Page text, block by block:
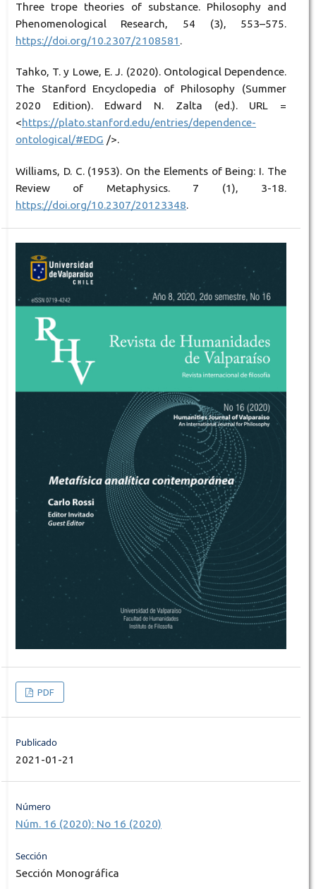
Three trope theories of substance. Philosophy and
Phenomenological Research, 54 (3), 553–575.
https://doi.org/10.2307/2108581 .
Tahko, T. y Lowe, E. J. (2020). Ontological Dependence.
The Stanford Encyclopedia of Philosophy (Summer
2020 Edition). Edward N. Zalta (ed.). URL =
<https://plato.stanford.edu/entries/dependence-
ontological/#EDG />.
Williams, D. C. (1953). On the Elements of Being: I. The
Review of Metaphysics. 7 (1), 3-18.
https://doi.org/10.2307/20123348.
PDF
Publicado
2021-01-21
Número
Núm. 16 (2020): No 16 (2020)
Sección
Sección Monográfica